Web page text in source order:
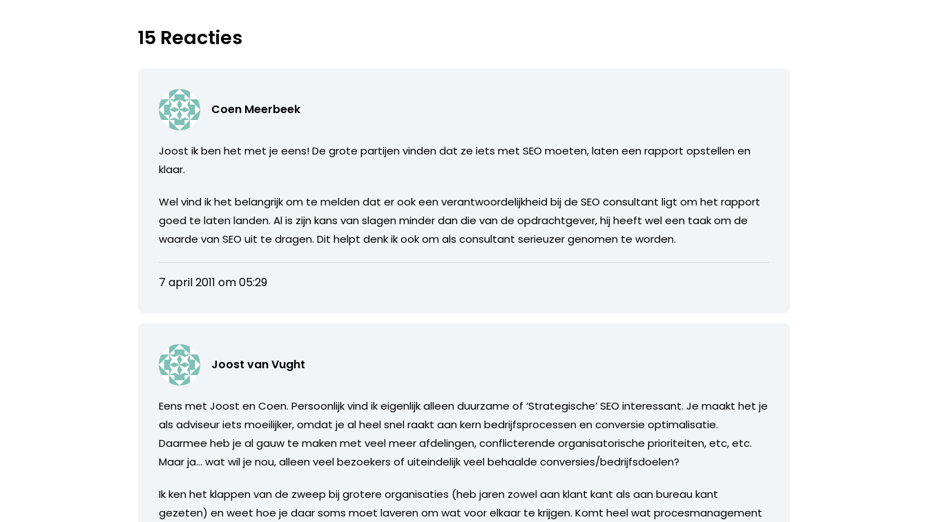
15 Reacties
Coen Meerbeek
Joost ik ben het met je eens! De grote partijen vinden dat ze iets met SEO moeten, laten een rapport opstellen en
klaar.
Wel vind ik het belangrijk om te melden dat er ook een verantwoordelijkheid bij de SEO consultant ligt om het rapport
goed te laten landen. Al is zijn kans van slagen minder dan die van de opdrachtgever, hij heeft wel een taak om de
waarde van SEO uit te dragen. Dit helpt denk ik ook om als consultant serieuzer genomen te worden.
7 april 2011 om 05:29
Joost van Vught
Eens met Joost en Coen. Persoonlijk vind ik eigenlijk alleen duurzame of ‘Strategische’ SEO interessant. Je maakt het je
als adviseur iets moeilijker, omdat je al heel snel raakt aan kern bedrijfsprocessen en conversie optimalisatie.
Daarmee heb je al gauw te maken met veel meer afdelingen, conflicterende organisatorische prioriteiten, etc, etc.
Maar ja… wat wil je nou, alleen veel bezoekers of uiteindelijk veel behaalde conversies/bedrijfsdoelen?
Ik ken het klappen van de zweep bij grotere organisaties (heb jaren zowel aan klant kant als aan bureau kant
gezeten) en weet hoe je daar soms moet laveren om wat voor elkaar te krijgen. Komt heel wat procesmanagement